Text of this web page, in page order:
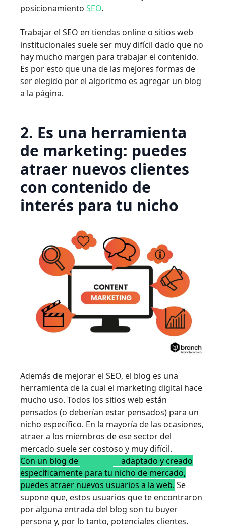
posicionamiento SEO.
Trabajar el SEO en tiendas online o sitios web
institucionales suele ser muy difícil dado que no
hay mucho margen para trabajar el contenido.
Es por esto que una de las mejores formas de
ser elegido por el algoritmo es agregar un blog
a la página.
2. Es una herramienta
de marketing: puedes
atraer nuevos clientes
con contenido de
interés para tu nicho
Además de mejorar el SEO, el blog es una
herramienta de la cual el marketing digital hace
mucho uso. Todos los sitios web están
pensados (o deberían estar pensados) para un
nicho específico. En la mayoría de las ocasiones,
atraer a los miembros de ese sector del
mercado suele ser costoso y muy difícil.
Con un blog de
adaptado y creado
específicamente para tu nicho de mercado,
puedes atraer nuevos usuarios a la web. Se
supone que, estos usuarios que te encontraron
por alguna entrada del blog son tu buyer
persona y, por lo tanto, potenciales clientes.